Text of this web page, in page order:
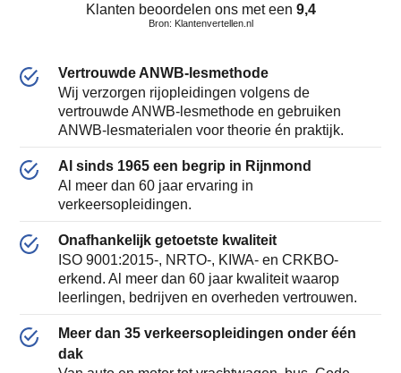
Klanten beoordelen ons met een 9,4
Bron: Klantenvertellen.nl
Vertrouwde ANWB-lesmethode
Wij verzorgen rijopleidingen volgens de
vertrouwde ANWB-lesmethode en gebruiken
ANWB-lesmaterialen voor theorie én praktijk.
Al sinds 1965 een begrip in Rijnmond
Al meer dan 60 jaar ervaring in
verkeersopleidingen.
Onafhankelijk getoetste kwaliteit
ISO 9001:2015-, NRTO-, KIWA- en CRKBO-
erkend. Al meer dan 60 jaar kwaliteit waarop
leerlingen, bedrijven en overheden vertrouwen.
Meer dan 35 verkeersopleidingen onder één
dak